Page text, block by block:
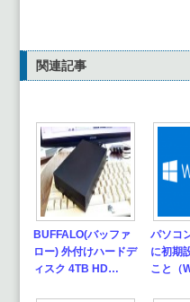
関連記事
BUFFALO(バッファ
ロー) 外付けハードデ
ィスク 4TB HD…
パソコ
に初期
こと（